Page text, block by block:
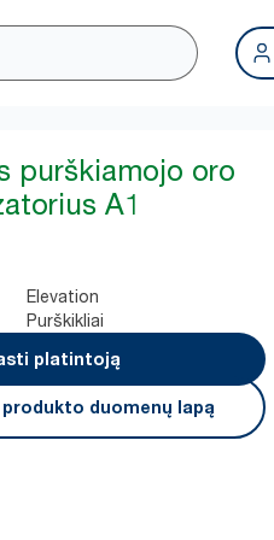
purškiamojo oro
A1
Elevation
Purškikliai
platintoją
duomenų lapą